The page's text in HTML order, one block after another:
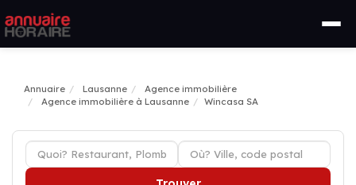
Annuaire Lausanne
Agence immobilière
Agence immobilière à Lausanne
Wincasa SA